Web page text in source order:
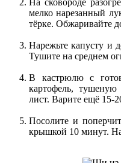
На сковороде
мелко нарезанный
тёрке. Обжаривайте
Нарежьте капусту и
Тушите на среднем
В кастрюлю с
картофель,
лист. Варите ещё 15-
Посолите и
крышкой 10 минут.